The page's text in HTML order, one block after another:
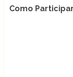
Como